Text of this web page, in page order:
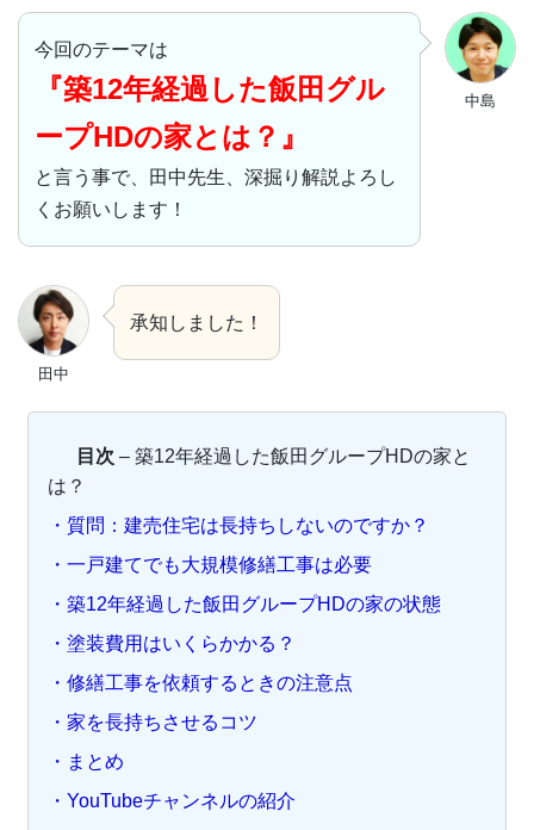
中島
今回のテーマは
『築12年経過した飯田グル
ープHDの家とは？』
と言う事で、田中先生、深掘り解説よろし
くお願いします！
田中
承知しました！
目次 – 築12年経過した飯田グループHDの家と
は？
・質問：建売住宅は長持ちしないのですか？
・一戸建てでも大規模修繕工事は必要
・築12年経過した飯田グループHDの家の状態
・塗装費用はいくらかかる？
・修繕工事を依頼するときの注意点
・家を長持ちさせるコツ
・まとめ
・YouTubeチャンネルの紹介